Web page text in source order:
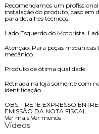
Recomendamos um
instalação do produto, caso
para detalhes técnicos.
Lado Esquerdo do Motorista.
Atenção: Para peças
mecânico.
Produto de ótima qualidade.
Retirada na loja somente com
identificação.
OBS: FRETE EXPRESSO
EMISSÃO DA NOTA FISCAL.
Ver mais Ver menos
Vídeos